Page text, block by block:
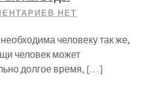
НЕТ
человеку так же,
человек может
долгое время, […]